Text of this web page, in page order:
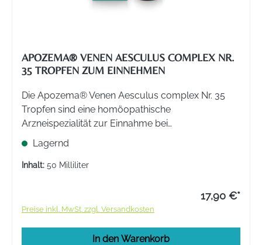
APOZEMA® VENEN AESCULUS COMPLEX NR.
35 TROPFEN ZUM EINNEHMEN
Die Apozema® Venen Aesculus complex Nr. 35
Tropfen sind eine homöopathische
Arzneispezialität zur Einnahme bei
Durchblutungsstörungen in den Venen mit dem
Gefühl von schweren, müden Beinen,
Krampfadern und Hämorrhoiden.
Lagernd
Inhalt: 50 Milliliter
17,90 €*
Preise inkl. MwSt. zzgl. Versandkosten
In den Warenkorb